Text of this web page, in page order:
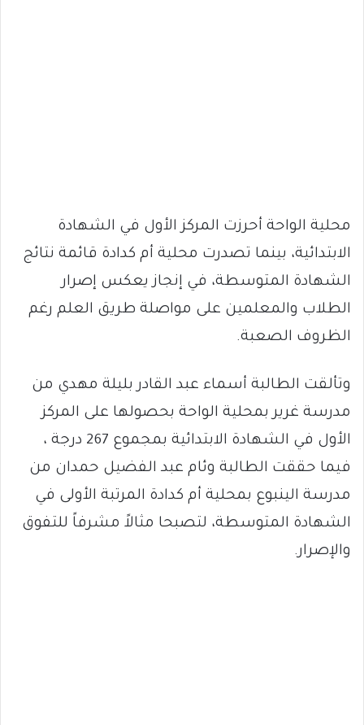
محلية الواحة أحرزت المركز الأول في الشهادة
الابتدائية، بينما تصدرت محلية أم كدادة قائمة نتائج
الشهادة المتوسطة، في إنجاز يعكس إصرار
الطلاب والمعلمين على مواصلة طريق العلم رغم
الظروف الصعبة.
وتألقت الطالبة أسماء عبد القادر بليلة مهدي من
مدرسة غرير بمحلية الواحة بحصولها على المركز
الأول في الشهادة الابتدائية بمجموع 267 درجة ،
فيما حققت الطالبة وئام عبد الفضيل حمدان من
مدرسة الينبوع بمحلية أم كدادة المرتبة الأولى في
الشهادة المتوسطة، لتصبحا مثالاً مشرفاً للتفوق
والإصرار.